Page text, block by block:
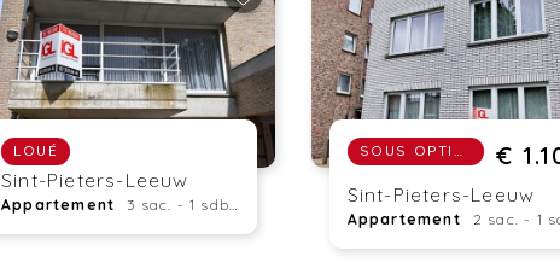
LOUÉ
Sint-Pieters-Leeuw
Appartement
SOUS OPTION €
Sint-Pieters-Leeuw
Appartement